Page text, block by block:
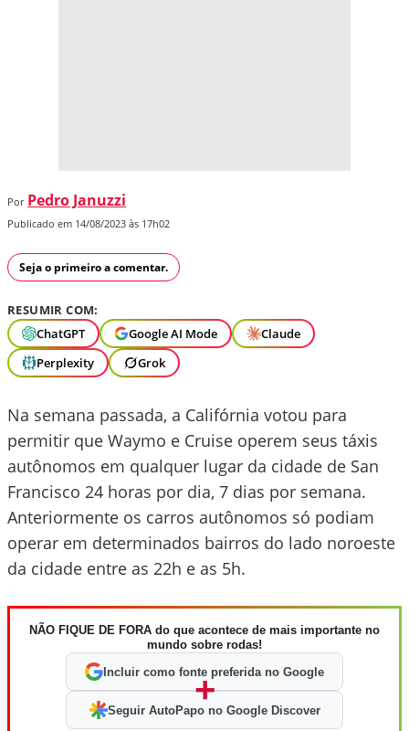
Por Pedro Januzzi
Publicado em 14/08/2023 às 17h02
Seja o primeiro a comentar.
RESUMIR COM:
ChatGPT
Google AI Mode
Claude
Perplexity
Grok
Na semana passada, a Califórnia votou para
permitir que Waymo e Cruise operem seus táxis
autônomos em qualquer lugar da cidade de San
Francisco 24 horas por dia, 7 dias por semana.
Anteriormente os carros autônomos só podiam
operar em determinados bairros do lado noroeste
da cidade entre as 22h e as 5h.
NÃO FIQUE DE FORA do que acontece de mais importante no
mundo sobre rodas!
Incluir como fonte preferida no Google
+
Seguir AutoPapo no Google Discover